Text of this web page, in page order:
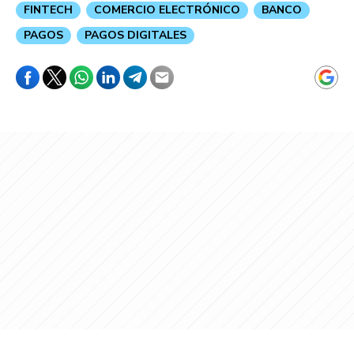
FINTECH COMERCIO ELECTRÓNICO
BANCO
PAGOS
PAGOS DIGITALES